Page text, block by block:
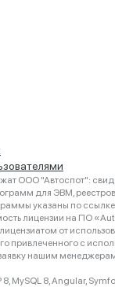
ООО "Автоспот":
для ЭВМ,
указаны по
лицензии на ПО
от
привлеченного с
заявку нашим
MySQL 8, Angular,